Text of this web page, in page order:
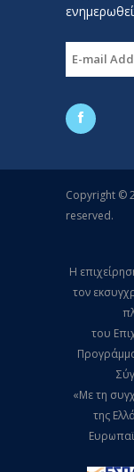
Copyright ©
reserved.
Η
τον
του
«Με τη
της